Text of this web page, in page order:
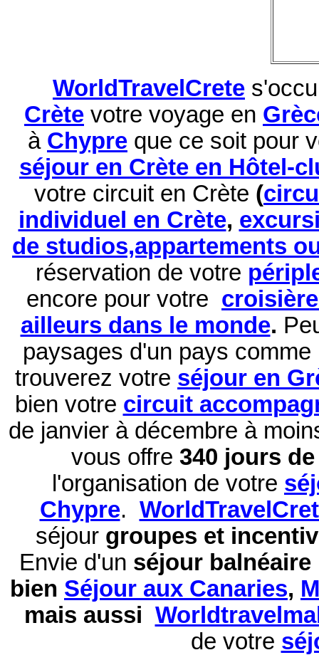
WorldTravelCrete
Crète votre voyage en
à Chypre que ce soit pour
séjour en Crète en Hôtel-
votre circuit en Crète (
individuel en Crète,
de studios,appartements
réservation de votre
encore pour votre
ailleurs dans le monde.
paysages d'un pays
trouverez votre séjour en
bien votre circuit
de janvier à décembre à
vous offre 340 jours
l'organisation de votre
Chypre.
séjour groupes et
Envie d'un séjour balnéaire
bien Séjour aux Canaries,
mais aussi
de votre